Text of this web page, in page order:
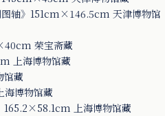
图轴》151cm×146.5cm 天津博物馆
荣宝斋藏
上海博物馆藏
馆藏
海博物馆藏
165.2×58.1cm 上海博物馆藏